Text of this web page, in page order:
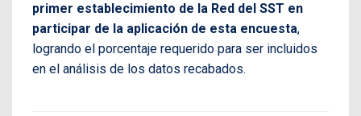
primer establecimiento de la Red del SST en
participar de la aplicación de esta encuesta,
logrando el porcentaje requerido para ser incluidos
en el análisis de los datos recabados.